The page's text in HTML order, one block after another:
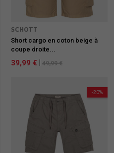
SCHOTT
Short cargo en coton beige à
coupe droite...
39,99 € 49,99 €
-20%